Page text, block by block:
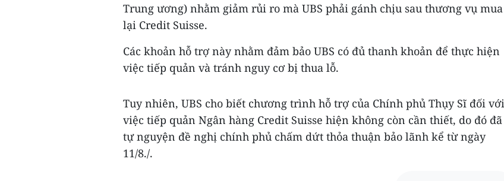
Trung ương) nhằm giảm rủi ro mà UBS phải gánh chịu sau thương vụ mua
lại Credit Suisse.
Các khoản hỗ trợ này nhằm đảm bảo UBS có đủ thanh khoản để thực hiện
việc tiếp quản và tránh nguy cơ bị thua lỗ.
Tuy nhiên, UBS cho biết chương trình hỗ trợ của Chính phủ Thụy Sĩ đối với
việc tiếp quản Ngân hàng Credit Suisse hiện không còn cần thiết, do đó đã
tự nguyện đề nghị chính phủ chấm dứt thỏa thuận bảo lãnh kể từ ngày
11/8./.